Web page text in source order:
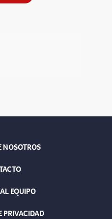
NOSOTROS
EQUIPO
PRIVACIDAD